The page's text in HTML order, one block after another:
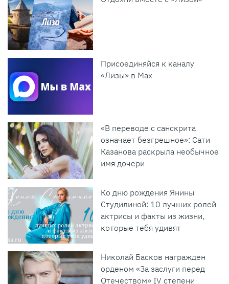
Присоединяйся к каналу
«Лизы» в Max
«В переводе с санскрита
означает безгрешное»: Сати
Казанова раскрыла необычное
имя дочери
Ко дню рождения Янины
Студилиной: 10 лучших ролей
актрисы и факты из жизни,
которые тебя удивят
Николай Басков награжден
орденом «За заслуги перед
Отечеством» IV степени